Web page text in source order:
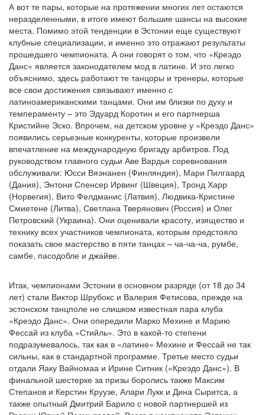
А вот те пары, которые на протяжении многих лет остаются
неразделенными, в итоге имеют большие шансы на высокие
места. Помимо этой тенденции в Эстонии еще существуют
клубные специализации, и именно это отражают результаты
прошедшего чемпионата. А они говорят о том, что «Креэдо
Данс» является законодателем мод в латине. И это легко
объяснимо, здесь работают те танцоры и тренеры, которые
все свои достижения связывают именно с
латиноамериканскими танцами. Они им близки по духу и
темпераменту – это Эдуард Коротин и его партнерша
Кристийне Эско. Впрочем, на детском уровне у «Креэдо Данс»
появились серьезные конкуренты, которые произвели
впечатление на международную бригаду арбитров. Под
руководством главного судьи Аве Вардья соревнования
обслуживали: Юсси Вяэнанен (Финляндия), Мари Пилгаард
(Дания), Энтони Спенсер Ирвинг (Швеция), Тронд Харр
(Норвегия), Вито Фелдманис (Латвия), Людвика-Кристине
Смиетене (Литва), Светлана Тверянович (Россия) и Олег
Петровский (Украина). Они оценивали красоту, изящество и
технику всех участников чемпионата, которым предстояло
показать свое мастерство в пяти танцах – ча-ча-ча, румбе,
самбе, пасодобле и джайве.
Итак, чемпионами Эстонии в основном разряде (от 18 до 34
лет) стали Виктор Шрубокс и Валерия Фетисова, прежде на
эстонском танцполе не слишком известная пара клуба
«Креэдо Данс». Они опередили Марко Мехине и Марию
Фессай из клуба «Стийль». Это в какой-то степени
подразумевалось, так как в «латине» Мехине и Фессай не так
сильны, как в стандартной программе. Третье место судьи
отдали Яаку Вайномаа и Ирине Ситник («Креэдо Данс»). В
финальной шестерке за призы боролись также Максим
Степанов и Керстин Круузе, Алари Лукк и Дина Сыритса, а
также опытный Дмитрий Барило с новой партнершей из